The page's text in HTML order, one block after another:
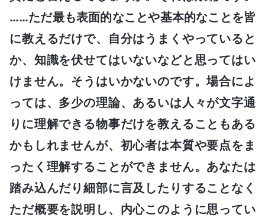
……ただ最も表面的なことや基本的なことを皆
に教えるだけで、自分はうまくやっていると
か、知識を伏せてはいないなどと思ってはい
けません。そうはいかないのです。場合によ
っては、多少の理論、あるいは人々が文字通
りに理解できる物事だけを教えることもある
かもしれませんが、初心者は本質や要点をま
ったく理解することができません。あなたは
踏み込んだり細部に言及したりすることなく
ただ概要を説明し、内心このように思ってい